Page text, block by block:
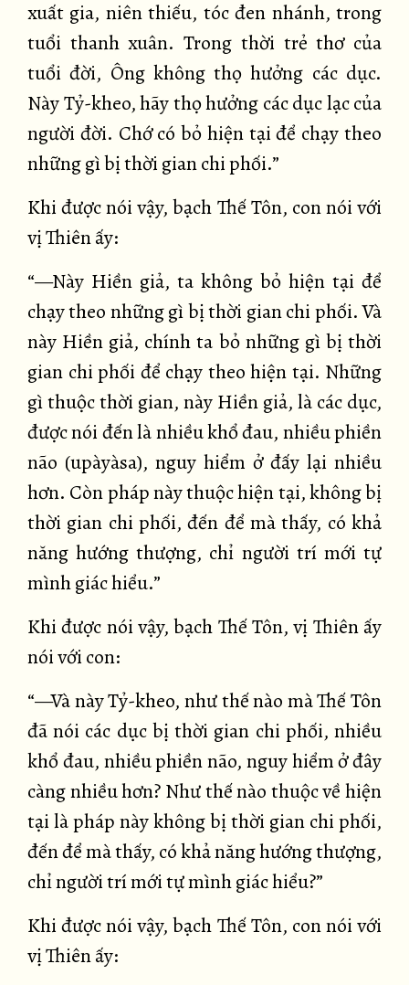
xuất gia, niên thiếu, tóc đen nhánh, trong
tuổi thanh xuân. Trong thời trẻ thơ của
tuổi đời, Ông không thọ hưởng các dục.
Này Tỷ-kheo, hãy thọ hưởng các dục lạc của
người đời. Chớ có bỏ hiện tại để chạy theo
những gì bị thời gian chi phối.”
Khi được nói vậy, bạch Thế Tôn, con nói với
vị Thiên ấy:
“—Này Hiền giả, ta không bỏ hiện tại để
chạy theo những gì bị thời gian chi phối. Và
này Hiền giả, chính ta bỏ những gì bị thời
gian chi phối để chạy theo hiện tại. Những
gì thuộc thời gian, này Hiền giả, là các dục,
được nói đến là nhiều khổ đau, nhiều phiền
não (upàyàsa), nguy hiểm ở đấy lại nhiều
hơn. Còn pháp này thuộc hiện tại, không bị
thời gian chi phối, đến để mà thấy, có khả
năng hướng thượng, chỉ người trí mới tự
mình giác hiểu.”
Khi được nói vậy, bạch Thế Tôn, vị Thiên ấy
nói với con:
“—Và này Tỷ-kheo, như thế nào mà Thế Tôn
đã nói các dục bị thời gian chi phối, nhiều
khổ đau, nhiều phiền não, nguy hiểm ở đây
càng nhiều hơn? Như thế nào thuộc về hiện
tại là pháp này không bị thời gian chi phối,
đến để mà thấy, có khả năng hướng thượng,
chỉ người trí mới tự mình giác hiểu?”
Khi được nói vậy, bạch Thế Tôn, con nói với
vị Thiên ấy: